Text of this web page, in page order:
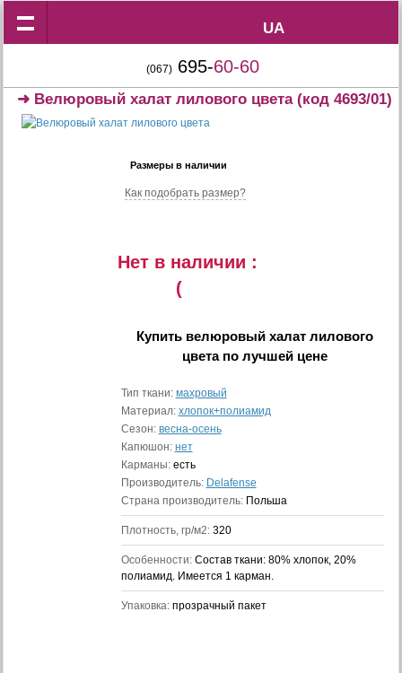
UA
UA
(067) 695-60-60
➜ Велюровый халат лилового цвета(код 4693/01)
Размеры в наличии
Как подобрать размер?
Нет в наличии :
(
Купить велюровый халат лилового
цветапо лучшей цене
Тип ткани: махровый
Материал: хлопок+полиамид
Сезон: весна-осень
Капюшон: нет
Карманы: есть
Производитель: Delafense
Страна производитель: Польша
Плотность, гр/м2: 320
Особенности: Состав ткани: 80% хлопок, 20%
полиамид. Имеется 1 карман.
Упаковка: прозрачный пакет